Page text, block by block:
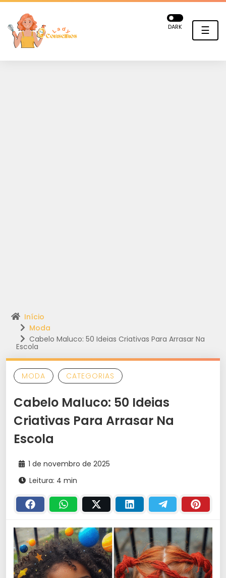
☰
DARK
Início
Moda
Cabelo Maluco: 50 Ideias Criativas Para Arrasar Na
Escola
MODA CATEGORIAS
Cabelo Maluco: 50 Ideias
Criativas Para Arrasar Na
Escola
1 de novembro de 2025
Leitura: 4 min